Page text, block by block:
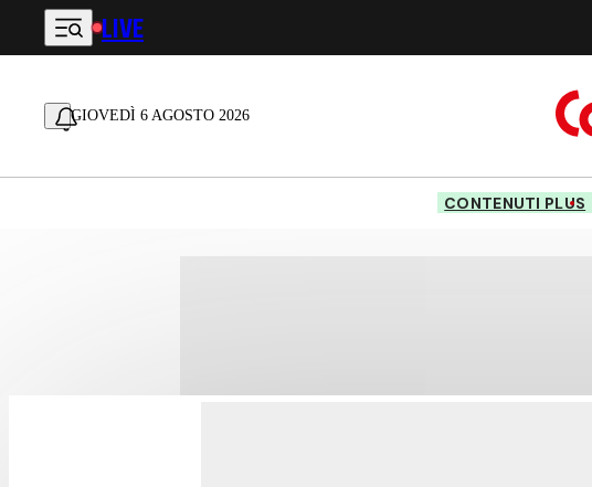
Vai al contenuto principale
LIVE
GIOVEDÌ 6 AGOSTO 2026
CONTENUTI PLUS